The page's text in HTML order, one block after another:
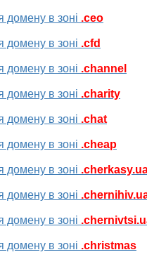
домену в зоні .ceo
домену в зоні .cfd
домену в зоні .channel
домену в зоні .charity
домену в зоні .chat
домену в зоні .cheap
домену в зоні
домену в зоні
домену в зоні
домену в зоні .christmas